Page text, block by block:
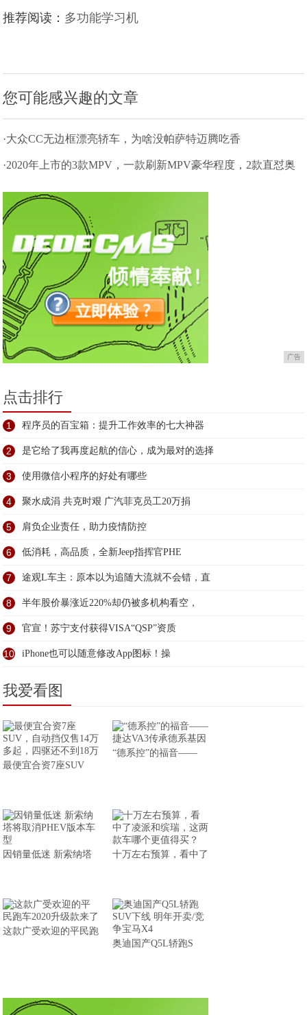
推荐阅读： 多功能学习机
您可能感兴趣的文章
·大众CC无边框漂亮轿车，为啥没帕萨特迈腾吃香
·2020年上市的3款MPV，一款刷新MPV豪华程度，2款直怼奥
德赛
广告
点击排行
1 程序员的百宝箱：提升工作效率的七大神器
2 是它给了我再度起航的信心，成为最对的选择
3 使用微信小程序的好处有哪些
4 聚水成涓 共克时艰 广汽菲克员工20万捐
5 肩负企业责任，助力疫情防控
6 低消耗，高品质，全新Jeep指挥官PHE
7 途观L车主：原本以为追随大流就不会错，直
8 半年股价暴涨近220%却仍被多机构看空，
9 官宣！苏宁支付获得VISA“QSP”资质
10 iPhone也可以随意修改App图标！操
我爱看图
最便宜合资7座SUV
“德系控”的福音——
因销量低迷 新索纳塔 十万左右预算，看中了
这款广受欢迎的平民跑
奥迪国产Q5L轿跑S